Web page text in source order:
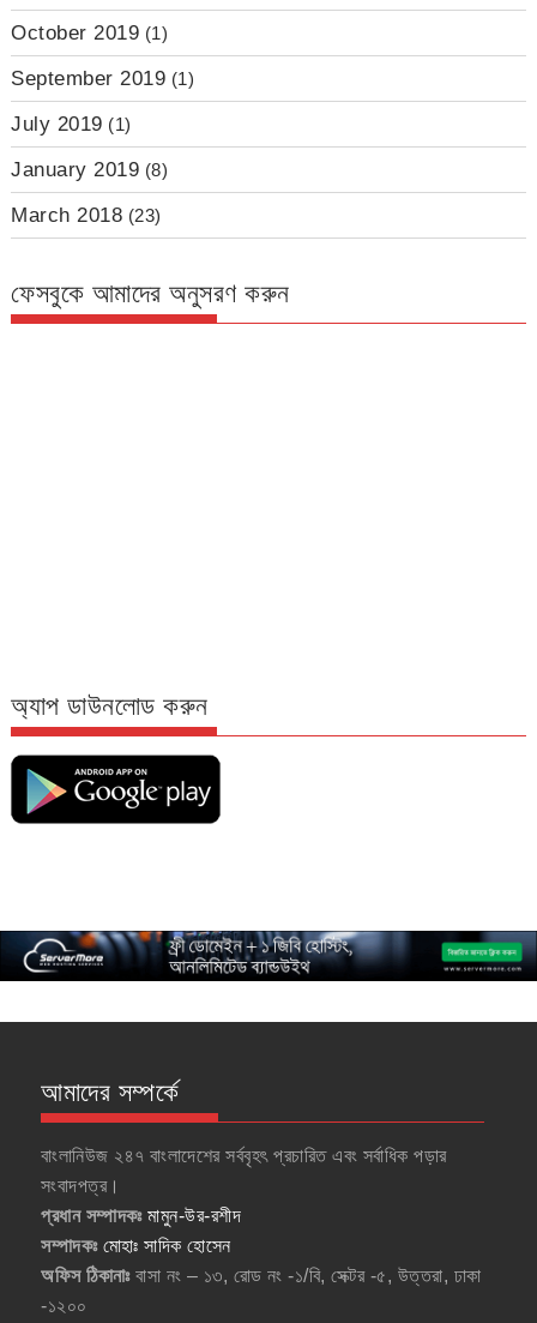
October 2019 (1)
September 2019 (1)
July 2019 (1)
January 2019 (8)
March 2018 (23)
ফেসবুকে আমাদের অনুসরণ করুন
অ্যাপ ডাউনলোড করুন
আমাদের সম্পর্কে
বাংলানিউজ ২৪৭ বাংলাদেশের সর্ববৃহৎ প্রচারিত এবং সর্বাধিক পড়ার
সংবাদপত্র।
প্রধান সম্পাদকঃমামুন-উর-রশীদ
সম্পাদকঃ মোহাঃ সাদিক হোসেন
অফিস ঠিকানাঃবাসা নং – ১৩, রোড নং -১/বি, সেক্টর -৫, উত্তরা, ঢাকা
-১২০০